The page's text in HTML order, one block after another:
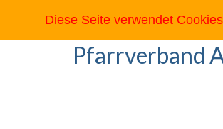
Pfarrverband
Diese Seite verwendet